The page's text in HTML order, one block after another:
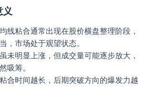
义
均线粘合通常出现在股价横盘整理阶段，
，市场处于观望状态。
未明显上涨，但成交量可能逐步放大，
吸筹。
粘合时间越长，后期突破方向的爆发力越